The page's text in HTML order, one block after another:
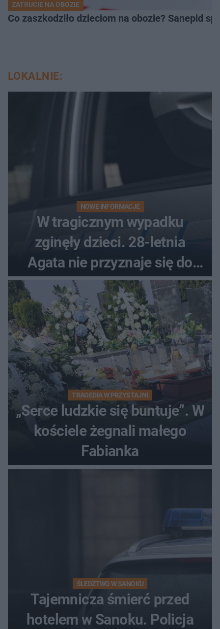
ZATRUCIE NA OBOZIE
Co zaszkodziło dzieciom na obozie? Sanepid
LOKALNIE:
NOWE INFORMACJE
W tragicznym wypadku
zginęły dzieci. 28-letnia
Agata nie przyznaje się do
winy
TRAGEDIA W PRZYSTAJNI
„Serce ludzkie się buntuje”. W
kościele żegnali małego
Fabianka
ŚLEDZTWO W SANOKU
Tajemnicza śmierć przed
hotelem w Sanoku. Policja